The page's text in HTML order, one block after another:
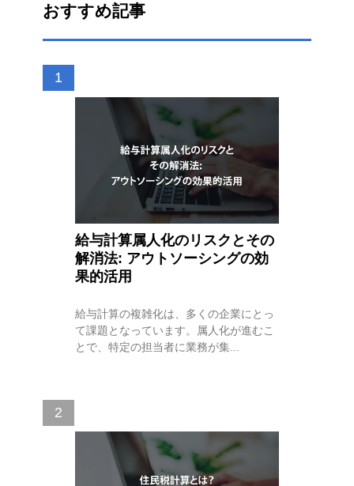
おすすめ記事
給与計算属人化のリスクとその
解消法: アウトソーシングの効
果的活用
給与計算の複雑化は、多くの企業にとっ
て課題となっています。属人化が進むこ
とで、特定の担当者に業務が集...